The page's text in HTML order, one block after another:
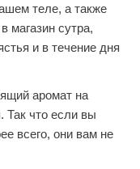
теле, а также
магазин сутра,
и в течение дня
аромат на
Так что если вы
всего, они вам не